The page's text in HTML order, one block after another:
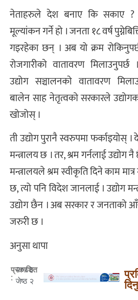
नेताहरुले देश बनाए कि सकाए
मूल्यांकन गर्ने हो । जनता १८ वर्ष
गइरहेका छन् । अब यो क्रम
रोजगारीको वातावरण मिलाउनुपर्छ
उद्योग सञ्चालनको वातावरण
बालेन साह नेतृत्वको सरकारले
खोजोस् ।
ती उद्योग पुरानै स्वरुपमा फर्काइयोस् ।
मन्त्रालय छ । तर, श्रम गर्नलाई उद्योग
मन्त्रालयले श्रम स्वीकृति दिने काम
छ, त्यो पनि विदेश जानलाई । उद्योग
उद्योग छैन । अब सरकार र जनताको
जरुरी छ ।
अनुसा थापा
प्रकाशित
:
२०८३
जेष्ठ २